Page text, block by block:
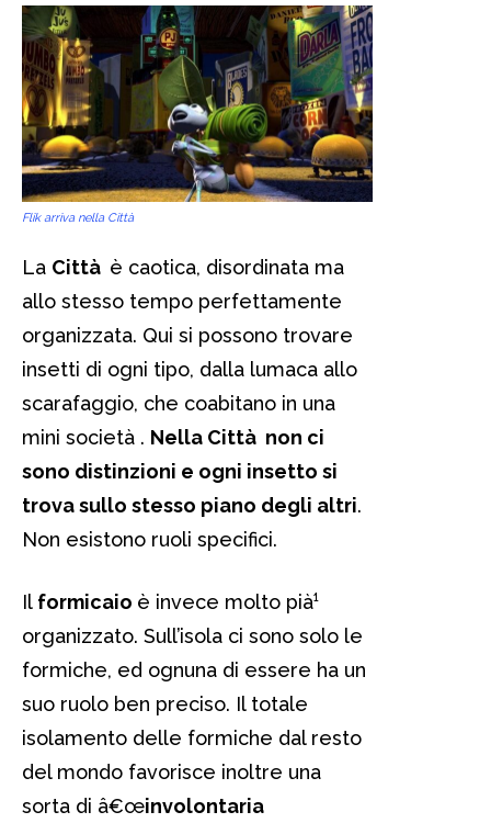
Flik arriva nella Città
La Città è caotica, disordinata ma
allo stesso tempo perfettamente
organizzata. Qui si possono trovare
insetti di ogni tipo, dalla lumaca allo
scarafaggio, che coabitano in una
mini società . Nella Città non ci
sono distinzioni e ogni insetto si
trova sullo stesso piano degli altri.
Non esistono ruoli specifici.
Il formicaio è invece molto pià¹
organizzato. Sull’isola ci sono solo le
formiche, ed ognuna di essere ha un
suo ruolo ben preciso. Il totale
isolamento delle formiche dal resto
del mondo favorisce inoltre una
sorta di â€œinvolontaria